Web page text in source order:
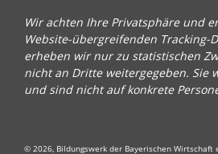
Wir achten Ihre Privatsphäre und
Website-übergreifenden Tracking-
erheben wir nur zu statistischen
nicht an Dritte weitergegeben. Sie
und sind nicht auf konkrete
© 2026, Bildungswerk der Bayerischen Wirtschaft